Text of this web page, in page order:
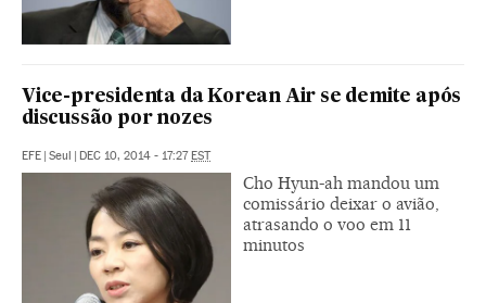
Vice-presidenta da Korean Air se demite após
discussão por nozes
EFE | Seul | DEC 10, 2014 - 17:27EST
Cho Hyun-ah mandou um
comissário deixar o avião,
atrasando o voo em 11
minutos